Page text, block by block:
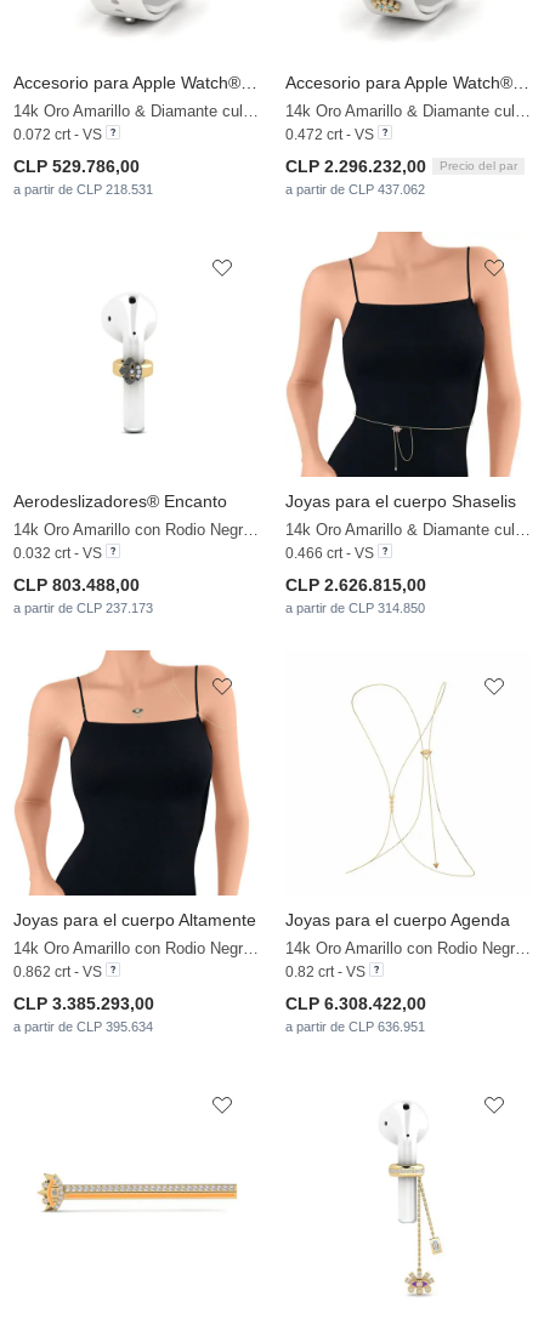
14k Oro Amarillo & Diamante cultivado en laboratorio
0.072 crt - VS
CLP 529.786,00
a partir de CLP 218.531
14k Oro Amarillo & Diamante cultivado en laboratorio
0.472 crt - VS
CLP 2.296.232,00 Precio del par
a partir de CLP 437.062
Aerodeslizadores® Encanto
14k Oro Amarillo con Rodio Negro & Diamante cultivado en laboratorio
0.032 crt - VS
CLP 803.488,00
a partir de CLP 237.173
Joyas para el cuerpo Shaselis
14k Oro Amarillo & Diamante cultivado en laboratorio
0.466 crt - VS
CLP 2.626.815,00
a partir de CLP 314.850
Joyas para el cuerpo Altamente
14k Oro Amarillo con Rodio Negro & Diamante cultivado en laboratorio
0.862 crt - VS
CLP 3.385.293,00
a partir de CLP 395.634
Joyas para el cuerpo Agenda
14k Oro Amarillo con Rodio Negro & Diamante cultivado en laboratorio
0.82 crt - VS
CLP 6.308.422,00
a partir de CLP 636.951